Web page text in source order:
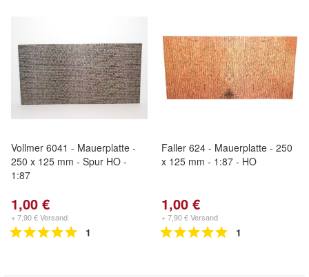
Vollmer 6041 - Mauerplatte -
250 x 125 mm - Spur HO -
1:87
1,00 €
+ 7,90 € Versand
1
Faller 624 - Mauerplatte - 250
x 125 mm - 1:87 - HO
1,00 €
+ 7,90 € Versand
1